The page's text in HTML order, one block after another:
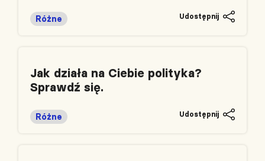
Różne Udostępnij
Jak działa na Ciebie polityka?
Sprawdź się.
Różne Udostępnij